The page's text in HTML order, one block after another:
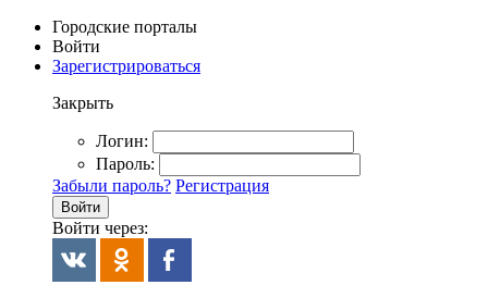
Городские порталы
Войти
Зарегистрироваться
Закрыть
Логин:
Пароль:
Забыли пароль? Регистрация
Войти
Войти через: